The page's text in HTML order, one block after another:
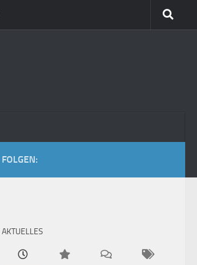
FOLGEN:
AKTUELLES